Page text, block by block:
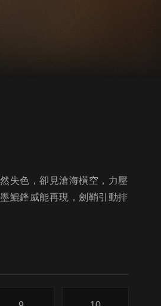
失色，卻見滄海橫空，力壓
鯤鋒威能再現，劍鞘引動排